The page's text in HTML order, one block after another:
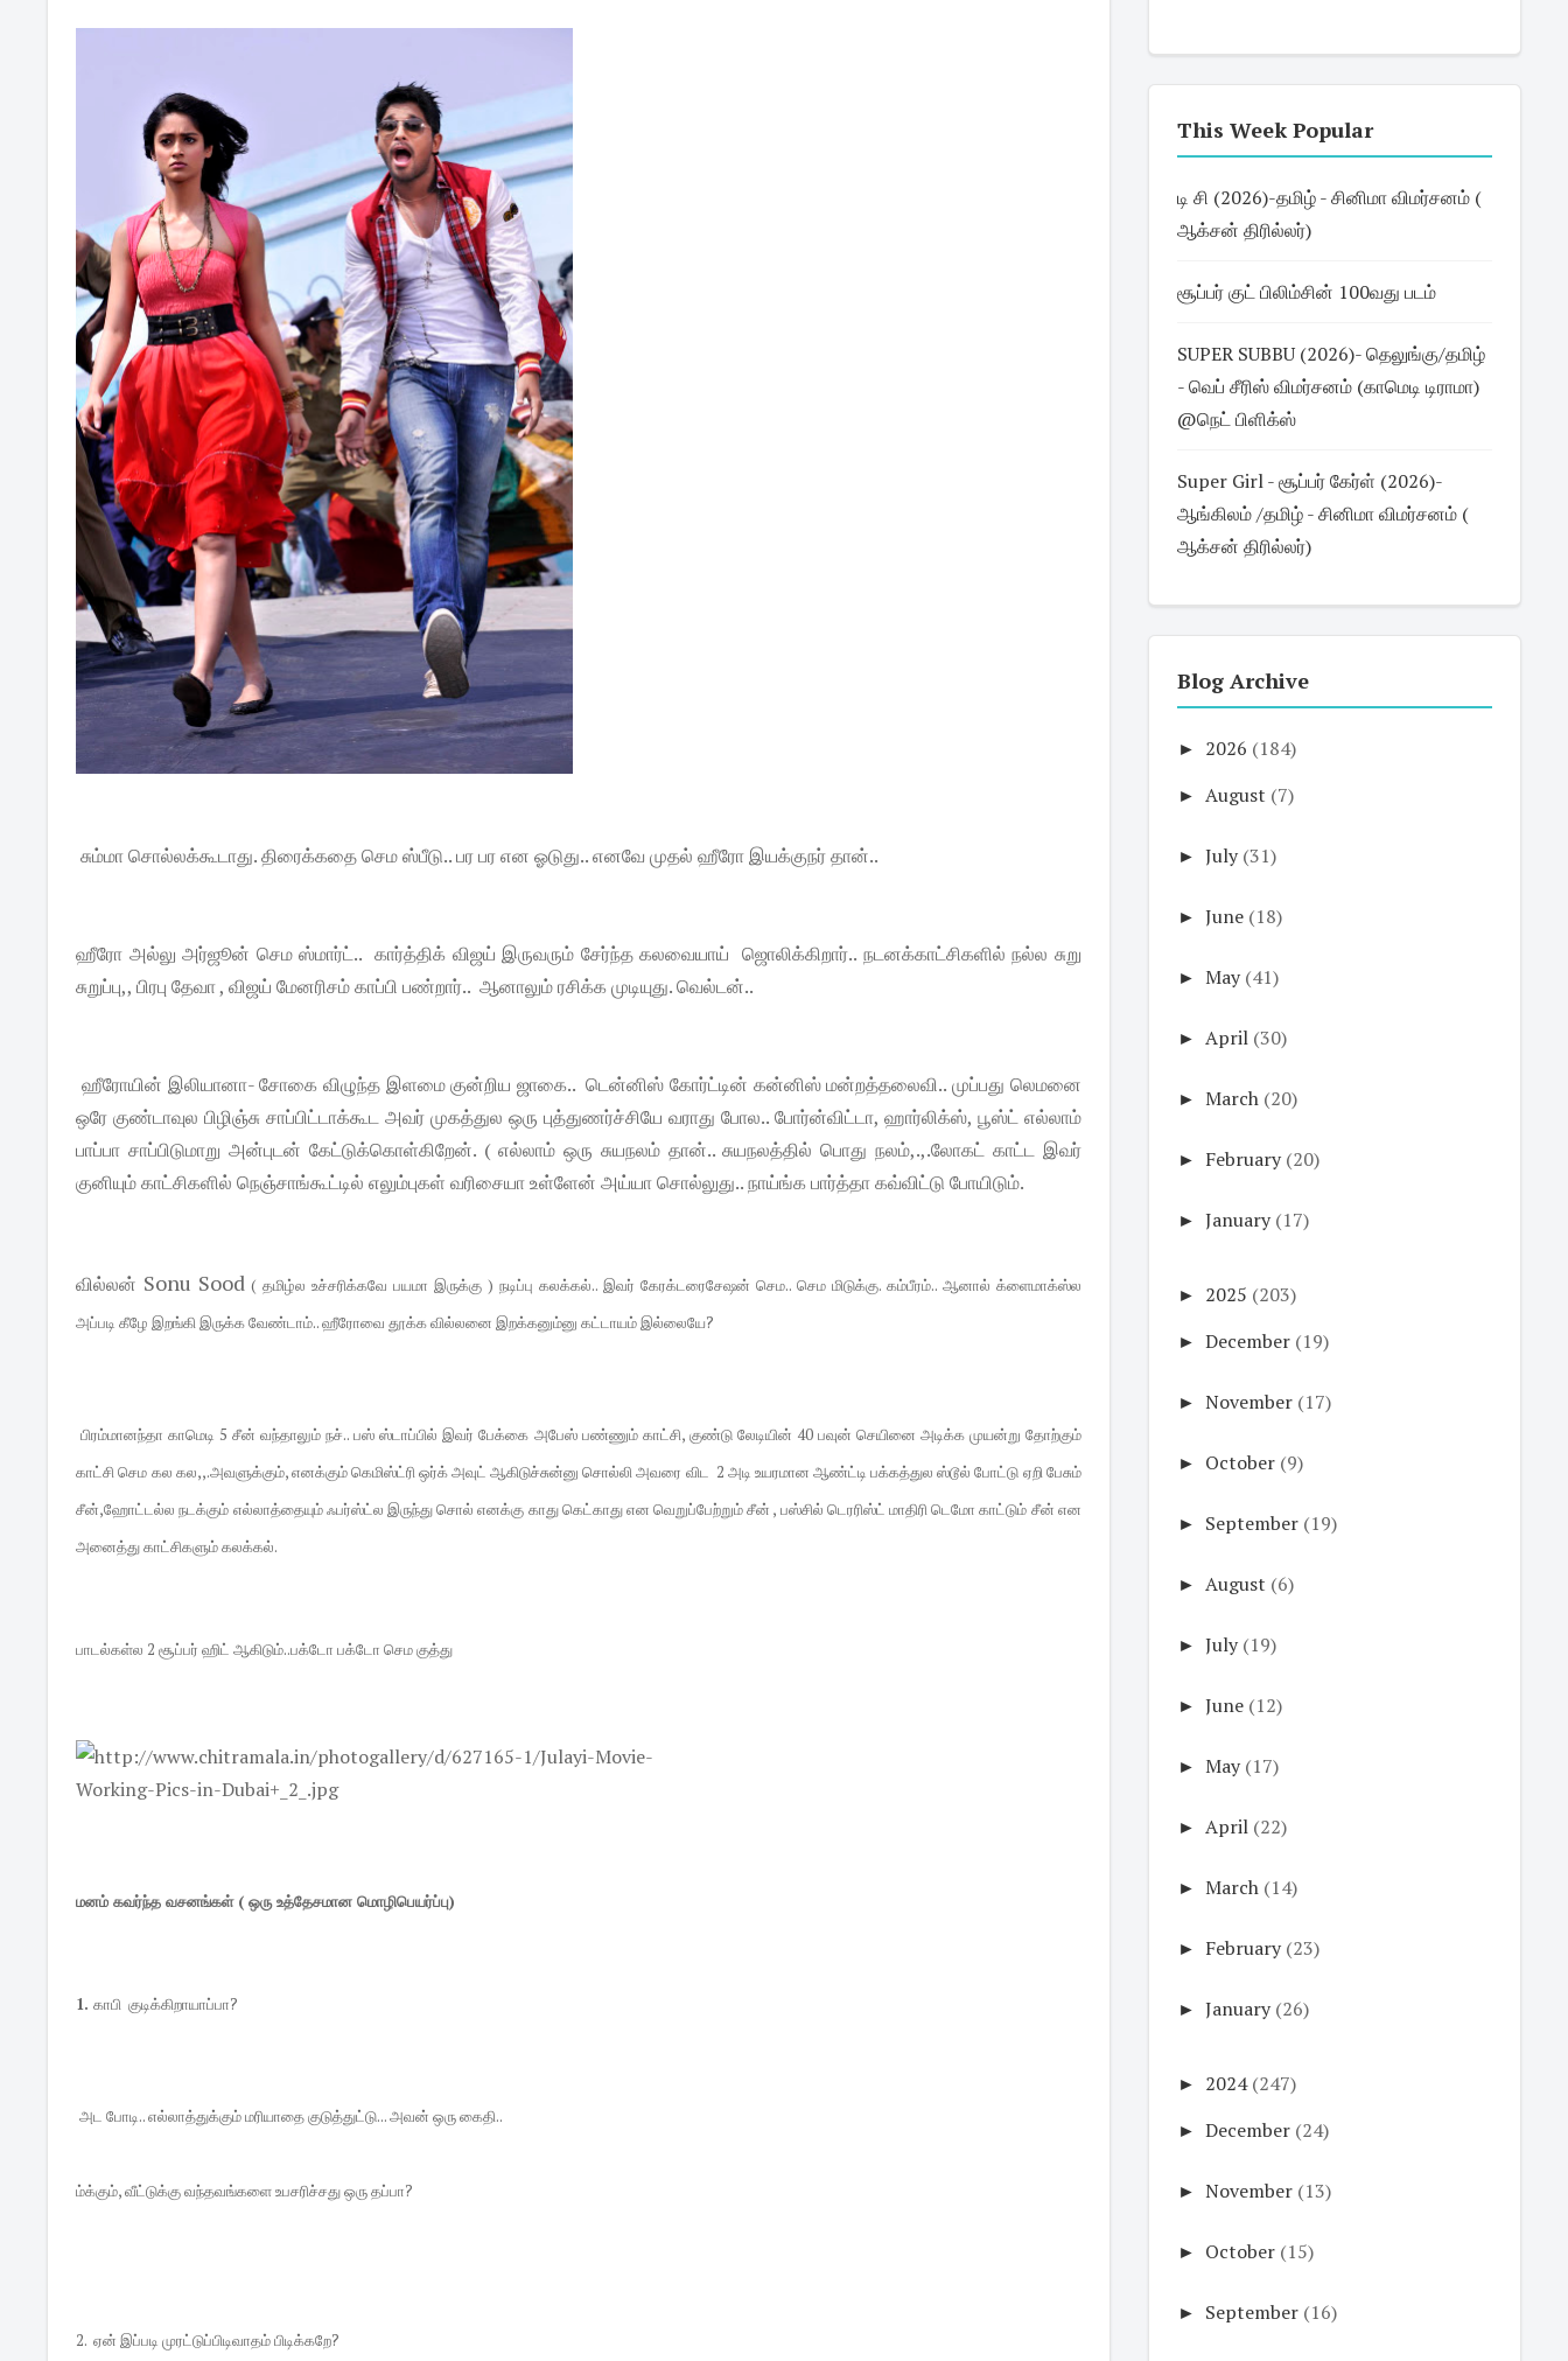
சும்மா சொல்லக்கூடாது. திரைக்கதை செம ஸ்பீடு.. பர பர என ஓடுது.. எனவே முதல் ஹீரோ இயக்குநர் தான்..
ஹீரோ அல்லு அர்ஜூன் செம ஸ்மார்ட்.. கார்த்திக் விஜய் இருவரும் சேர்ந்த கலவையாய் ஜொலிக்கிறார்.. நடனக்காட்சிகளில் நல்ல சுறு
சுறுப்பு,, பிரபு தேவா , விஜய் மேனரிசம் காப்பி பண்றார்.. ஆனாலும் ரசிக்க முடியுது. வெல்டன்..
ஹீரோயின் இலியானா- சோகை விழுந்த இளமை குன்றிய ஜாகை.. டென்னிஸ் கோர்ட்டின் கன்னிஸ் மன்றத்தலைவி.. முப்பது லெமனை
ஒரே குண்டாவுல பிழிஞ்சு சாப்பிட்டாக்கூட அவர் முகத்துல ஒரு புத்துணர்ச்சியே வராது போல.. போர்ன்விட்டா, ஹார்லிக்ஸ், பூஸ்ட் எல்லாம்
பாப்பா சாப்பிடுமாறு அன்புடன் கேட்டுக்கொள்கிறேன். ( எல்லாம் ஒரு சுயநலம் தான்.. சுயநலத்தில் பொது நலம்,.,.லோகட் காட்ட இவர்
குனியும் காட்சிகளில் நெஞ்சாங்கூட்டில் எலும்புகள் வரிசையா உள்ளேன் அய்யா சொல்லுது.. நாய்ங்க பார்த்தா கவ்விட்டு போயிடும்.
வில்லன் Sonu Sood ( தமிழ்ல உச்சரிக்கவே பயமா இருக்கு ) நடிப்பு கலக்கல்.. இவர் கேரக்டரைசேஷன் செம.. செம மிடுக்கு. கம்பீரம்.. ஆனால் க்ளைமாக்ஸ்ல
அப்படி கீழே இறங்கி இருக்க வேண்டாம்.. ஹீரோவை தூக்க வில்லனை இறக்கனும்னு கட்டாயம் இல்லையே?
பிரம்மானந்தா காமெடி 5 சீன் வந்தாலும் நச்.. பஸ் ஸ்டாப்பில் இவர் பேக்கை அபேஸ் பண்ணும் காட்சி, குண்டு லேடியின் 40 பவுன் செயினை அடிக்க முயன்று தோற்கும்
காட்சி செம கல கல,,.அவளுக்கும், எனக்கும் கெமிஸ்ட்ரி ஒர்க் அவுட் ஆகிடுச்சுன்னு சொல்லி அவரை விட 2 அடி உயரமான ஆண்ட்டி பக்கத்துல ஸ்டூல் போட்டு ஏறி பேசும்
சீன்,ஹோட்டல்ல நடக்கும் எல்லாத்தையும் ஃபர்ஸ்ட்ல இருந்து சொல் எனக்கு காது கெட்காது என வெறுப்பேற்றும் சீன் , பஸ்சில் டெரரிஸ்ட் மாதிரி டெமோ காட்டும் சீன் என
அனைத்து காட்சிகளும் கலக்கல்.
பாடல்கள்ல 2 சூப்பர் ஹிட் ஆகிடும்..பக்டோ பக்டோ செம குத்து
மனம் கவர்ந்த வசனங்கள் ( ஒரு உத்தேசமான மொழிபெயர்ப்பு)
1.காபி குடிக்கிறாயாப்பா?
அட போடி.. எல்லாத்துக்கும் மரியாதை குடுத்துட்டு... அவன் ஒரு கைதி..
ம்க்கும், வீட்டுக்கு வந்தவங்களை உபசரிச்சது ஒரு தப்பா?
2. ஏன் இப்படி முரட்டுப்பிடிவாதம் பிடிக்கறே?
This Week Popular
டி சி (2026)-தமிழ் - சினிமா விமர்சனம் (
ஆக்சன் திரில்லர்)
சூப்பர் குட் பிலிம்சின் 100வது படம்
SUPER SUBBU (2026)- தெலுங்கு/தமிழ்
- வெப் சீரிஸ் விமர்சனம் (காமெடி டிராமா)
@நெட் பிளிக்ஸ்
Super Girl - சூப்பர் கேர்ள் (2026)-
ஆங்கிலம் /தமிழ் - சினிமா விமர்சனம் (
ஆக்சன் திரில்லர்)
Blog Archive
► 2026 (184)
► August (7)
► July (31)
► June (18)
► May (41)
► April (30)
► March (20)
► February (20)
► January (17)
► 2025 (203)
► December (19)
► November (17)
► October (9)
► September (19)
► August (6)
► July (19)
► June (12)
► May (17)
► April (22)
► March (14)
► February (23)
► January (26)
► 2024 (247)
► December (24)
► November (13)
► October (15)
► September (16)